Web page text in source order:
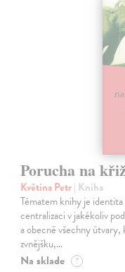
Porucha na
Květina Petr| Kniha
Tématem knihy je
centralizaci v jakékoliv
a obecně všechny
zvnějšku,…
Na sklade ?